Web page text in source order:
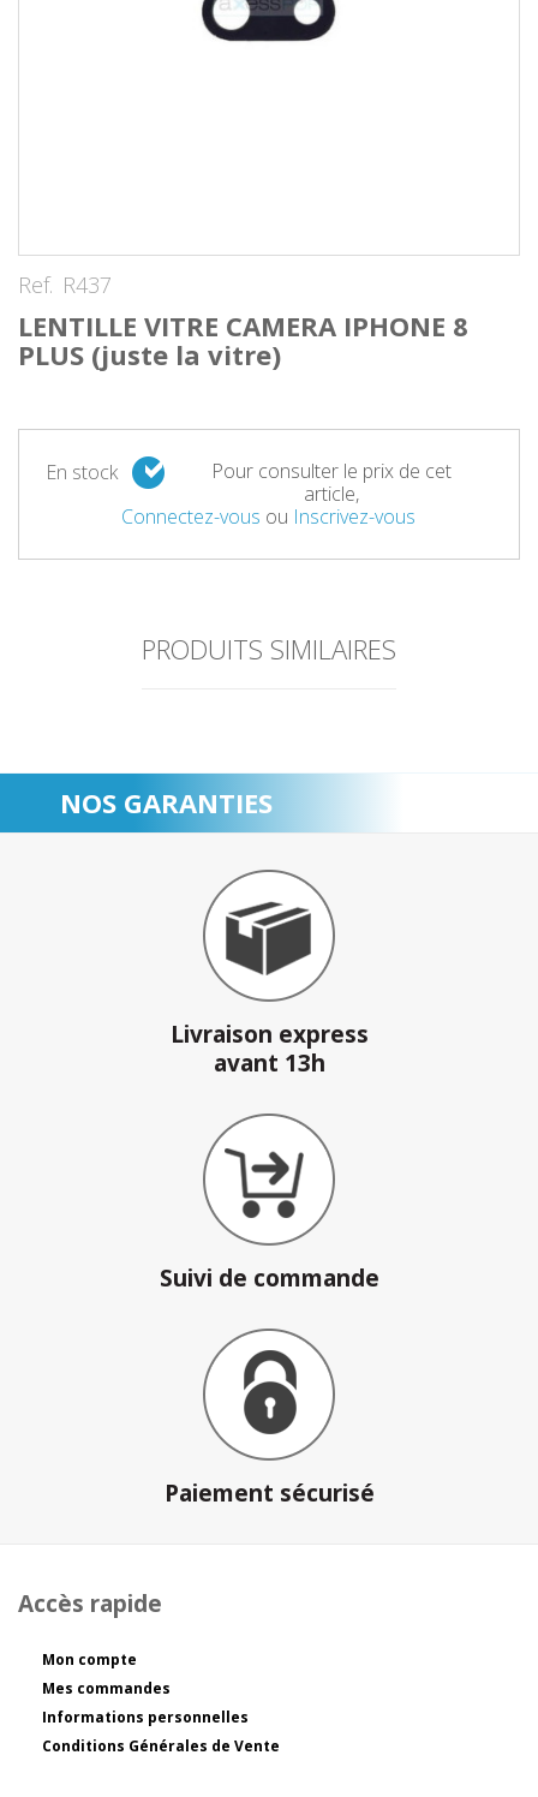
Ref. R437
LENTILLE VITRE CAMERA IPHONE 8
PLUS (juste la vitre)
En stock
Pour consulter le prix de cet
article,
Connectez-vous ou Inscrivez-vous
PRODUITS SIMILAIRES
NOS GARANTIES
Livraison express
avant 13h
Suivi de commande
Paiement sécurisé
Accès rapide
Mon compte
Mes commandes
Informations personnelles
Conditions Générales de Vente